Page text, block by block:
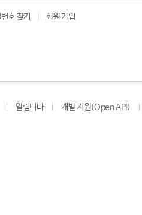
호 찾기 회원 가입
알립니다 개발 지원(Open API)